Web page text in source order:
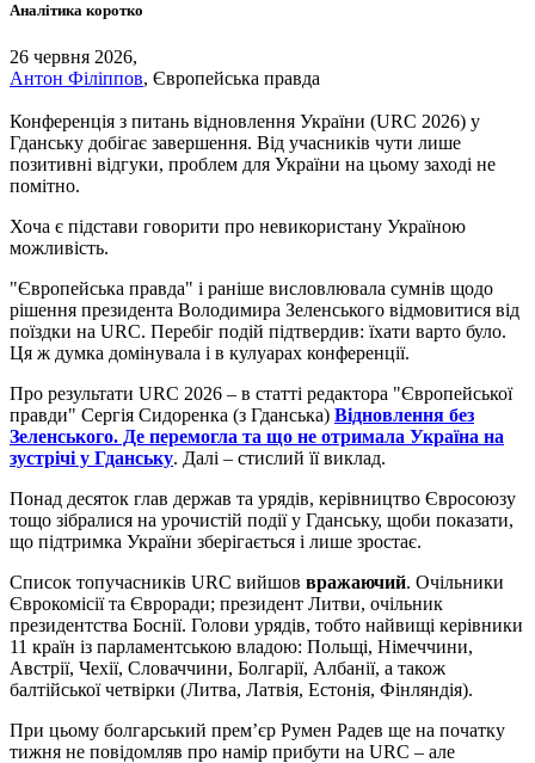
Аналітика коротко
26 червня 2026,
Антон Філіппов, Європейська правда
Конференція з питань відновлення України (URC 2026) у
Гданську добігає завершення. Від учасників чути лише
позитивні відгуки, проблем для України на цьому заході не
помітно.
Хоча є підстави говорити про невикористану Україною
можливість.
"Європейська правда" і раніше висловлювала сумнів щодо
рішення президента Володимира Зеленського відмовитися від
поїздки на URC. Перебіг подій підтвердив: їхати варто було.
Ця ж думка домінувала і в кулуарах конференції.
Про результати URC 2026 – в статті редактора "Європейської
правди" Сергія Сидоренка (з Гданська) Відновлення без
Зеленського. Де перемогла та що не отримала Україна на
зустрічі у Гданську. Далі – стислий її виклад.
Понад десяток глав держав та урядів, керівництво Євросоюзу
тощо зібралися на урочистій події у Гданську, щоби показати,
що підтримка України зберігається і лише зростає.
Список топучасників URC вийшов вражаючий. Очільники
Єврокомісії та Євроради; президент Литви, очільник
президентства Боснії. Голови урядів, тобто найвищі керівники
11 країн із парламентською владою: Польщі, Німеччини,
Австрії, Чехії, Словаччини, Болгарії, Албанії, а також
балтійської четвірки (Литва, Латвія, Естонія, Фінляндія).
При цьому болгарський прем’єр Румен Радев ще на початку
тижня не повідомляв про намір прибути на URC – але